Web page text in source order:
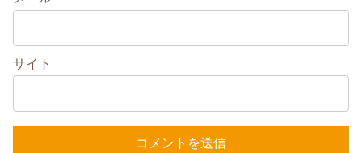
サイト